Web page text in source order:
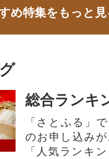
め特集をもっと
総合ランキ
「さとふる」
のお申し込み
「人気ランキ